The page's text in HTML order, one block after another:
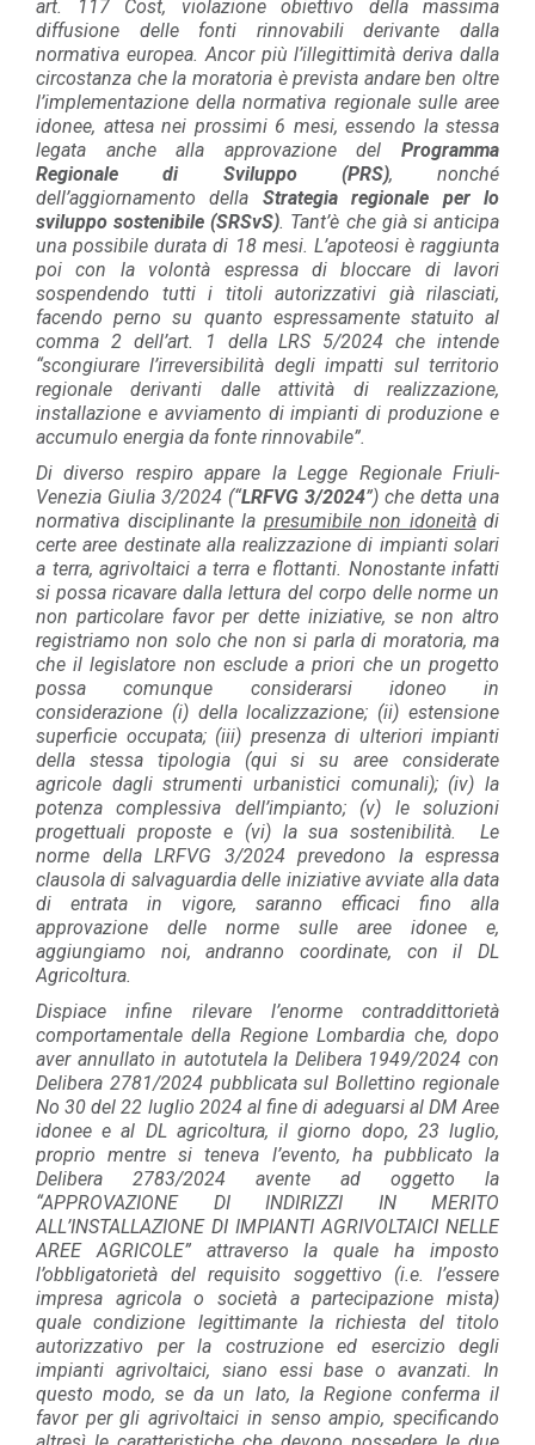
art. 117 Cost, violazione obiettivo della massima
diffusione delle fonti rinnovabili derivante dalla
normativa europea. Ancor più l’illegittimità deriva dalla
circostanza che la moratoria è prevista andare ben oltre
l’implementazione della normativa regionale sulle aree
idonee, attesa nei prossimi 6 mesi, essendo la stessa
legata anche alla approvazione del
Programma
Regionale di Sviluppo (PRS), nonché
dell’aggiornamento della
Strategia regionale per lo
sviluppo sostenibile (SRSvS). Tant’è che già si anticipa
una possibile durata di 18 mesi. L’apoteosi è raggiunta
poi con la volontà espressa di bloccare di lavori
sospendendo tutti i titoli autorizzativi già rilasciati,
facendo perno su quanto espressamente statuito al
comma 2 dell’art. 1 della LRS 5/2024 che intende
“scongiurare l’irreversibilità degli impatti sul territorio
regionale derivanti dalle attività di realizzazione,
installazione e avviamento di impianti di produzione e
accumulo energia da fonte rinnovabile”.
Di diverso respiro appare la Legge Regionale Friuli-
Venezia Giulia 3/2024 (“LRFVG 3/2024”) che detta una
normativa disciplinante la presumibile non idoneità di
certe aree destinate alla realizzazione di impianti solari
a terra, agrivoltaici a terra e flottanti. Nonostante infatti
si possa ricavare dalla lettura del corpo delle norme un
non particolare favor per dette iniziative, se non altro
registriamo non solo che non si parla di moratoria, ma
che il legislatore non esclude a priori che un progetto
possa comunque considerarsi idoneo in
considerazione (i) della localizzazione; (ii) estensione
superficie occupata; (iii) presenza di ulteriori impianti
della stessa tipologia (qui si su aree considerate
agricole dagli strumenti urbanistici comunali); (iv) la
potenza complessiva dell’impianto; (v) le soluzioni
progettuali proposte e (vi) la sua sostenibilità. Le
norme della LRFVG 3/2024 prevedono la espressa
clausola di salvaguardia delle iniziative avviate alla data
di entrata in vigore, saranno efficaci fino alla
approvazione delle norme sulle aree idonee e,
aggiungiamo noi, andranno coordinate, con il DL
Agricoltura.
Dispiace infine rilevare l’enorme contraddittorietà
comportamentale della Regione Lombardia che, dopo
aver annullato in autotutela la Delibera 1949/2024 con
Delibera 2781/2024 pubblicata sul Bollettino regionale
No 30 del 22 luglio 2024 al fine di adeguarsi al DM Aree
idonee e al DL agricoltura, il giorno dopo, 23 luglio,
proprio mentre si teneva l’evento, ha pubblicato la
Delibera 2783/2024 avente ad oggetto la
“APPROVAZIONE DI INDIRIZZI IN MERITO
ALL’INSTALLAZIONE DI IMPIANTI AGRIVOLTAICI NELLE
AREE AGRICOLE” attraverso la quale ha imposto
l’obbligatorietà del requisito soggettivo (i.e. l’essere
impresa agricola o società a partecipazione mista)
quale condizione legittimante la richiesta del titolo
autorizzativo per la costruzione ed esercizio degli
impianti agrivoltaici, siano essi base o avanzati. In
questo modo, se da un lato, la Regione conferma il
favor per gli agrivoltaici in senso ampio, specificando